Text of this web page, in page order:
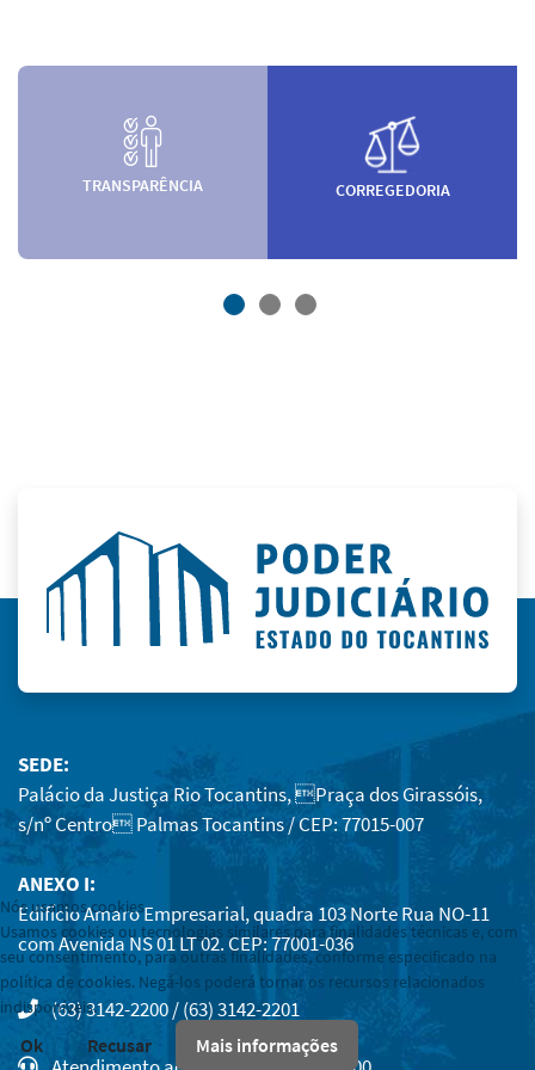
TRANSPARÊNCIA CORREGEDORIA
SEDE:
Palácio da Justiça Rio Tocantins, Praça dos Girassóis,
s/nº Centro Palmas Tocantins / CEP: 77015-007
ANEXO I:
Edifício Amaro Empresarial, quadra 103 Norte Rua NO-11
com Avenida NS 01 LT 02. CEP: 77001-036
(63) 3142-2200 / (63) 3142-2201
Nós usamos cookies
Usamos cookies ou tecnologias similares para finalidades técnicas e, com
seu consentimento, para outras finalidades, conforme especificado na
política de cookies. Negá-los poderá tornar os recursos relacionados
indisponíveis.
Ok Recusar Mais informações